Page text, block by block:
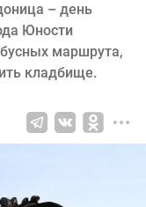
– день
Юности
маршрута,
кладбище.